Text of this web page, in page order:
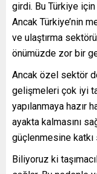
girdi. Bu Türkiye
Ancak Türkiye’nin
ve ulaştırma
önümüzde zor bir
Ancak özel sektör
gelişmeleri çok iyi
yapılanmaya hazır
ayakta kalmasını
güçlenmesine katkı
Biliyoruz ki